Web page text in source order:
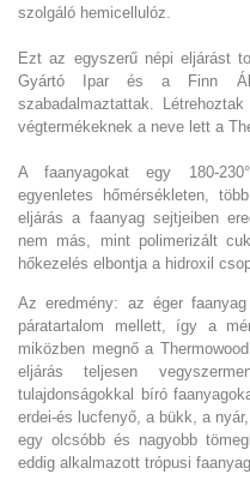
szolgáló hemicellulóz.
Ezt az egyszerű népi eljárást
Gyártó Ipar és a Finn
szabadalmaztattak.
végtermékeknek a neve lett a
A faanyagokat egy 180-
egyenletes hőmérsékleten,
eljárás a faanyag sejtjeiben
nem más, mint polimerizált
hőkezelés elbontja a hidroxil
Az eredmény: az éger
páratartalom mellett, így a
miközben megnő a
eljárás teljesen
tulajdonságokkal bíró
erdei-és lucfenyő, a bükk, a
egy olcsóbb és nagyobb
eddig alkalmazott trópusi